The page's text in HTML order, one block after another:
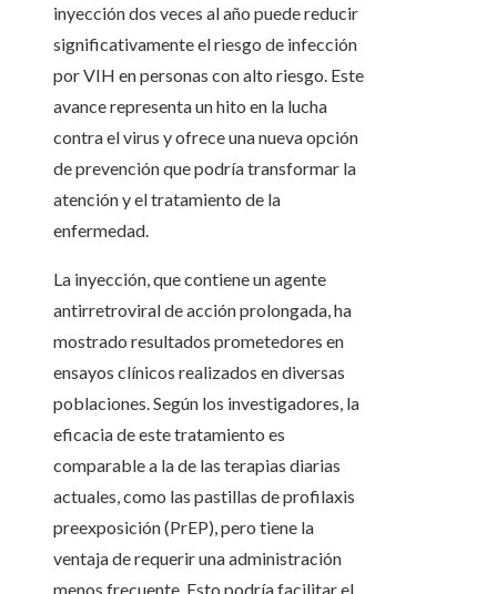
inyección dos veces al año puede reducir
significativamente el riesgo de infección
por VIH en personas con alto riesgo. Este
avance representa un hito en la lucha
contra el virus y ofrece una nueva opción
de prevención que podría transformar la
atención y el tratamiento de la
enfermedad.
La inyección, que contiene un agente
antirretroviral de acción prolongada, ha
mostrado resultados prometedores en
ensayos clínicos realizados en diversas
poblaciones. Según los investigadores, la
eficacia de este tratamiento es
comparable a la de las terapias diarias
actuales, como las pastillas de profilaxis
preexposición (PrEP), pero tiene la
ventaja de requerir una administración
menos frecuente. Esto podría facilitar el